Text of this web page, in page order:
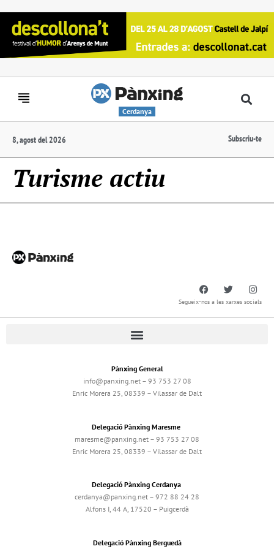
Cerdanya
8, agost del 2026 Subscriu-te
Turisme actiu
Segueix-nos a les xarxes socials
Pànxing General
info@panxing.net – 93 753 27 08
Enric Morera 25, 08339 – Vilassar de Dalt
Delegació Pànxing Maresme
maresme@panxing.net – 93 753 27 08
Enric Morera 25, 08339 – Vilassar de Dalt
Delegació Pànxing Cerdanya
cerdanya@panxing.net – 972 88 24 28
Alfons I, 44 A, 17520 – Puigcerdà
Delegació Pànxing Berguedà